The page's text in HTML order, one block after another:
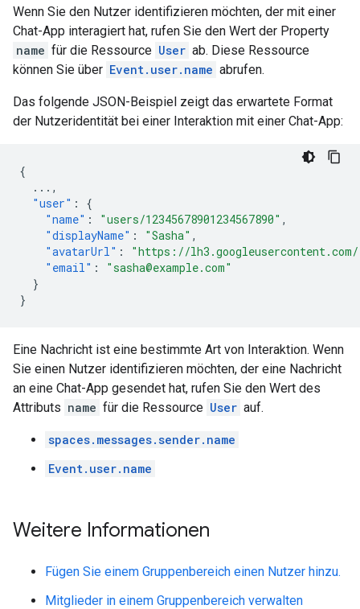
Wenn Sie den Nutzer identifizieren möchten, der mit einer
Chat-App interagiert hat, rufen Sie den Wert der Property
name für die Ressource User ab. Diese Ressource
können Sie über Event.user.name abrufen.
Das folgende JSON-Beispiel zeigt das erwartete Format
der Nutzeridentität bei einer Interaktion mit einer Chat-App:
{
... ,
"user" :
{
"name" : "users/12345678901234567890" ,
"displayName" : "Sasha" ,
"avatarUrl" :
"https://
"email" :
"sasha@example.com"
}
}
Eine Nachricht ist eine bestimmte Art von Interaktion. Wenn
Sie einen Nutzer identifizieren möchten, der eine Nachricht
an eine Chat-App gesendet hat, rufen Sie den Wert des
Attributs name für die Ressource User auf.
spaces.messages.sender.name
Event.user.name
Weitere Informationen
Fügen Sie einem Gruppenbereich einen Nutzer hinzu.
Mitglieder in einem Gruppenbereich verwalten